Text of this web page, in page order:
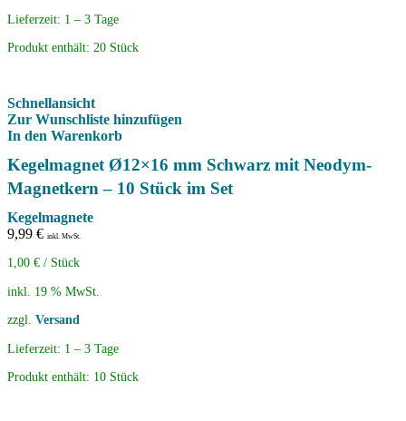
Lieferzeit: 1 – 3 Tage
Produkt enthält: 20 Stück
Schnellansicht
Zur Wunschliste hinzufügen
In den Warenkorb
Kegelmagnet Ø12×16 mm Schwarz mit Neodym-
Magnetkern – 10 Stück im Set
Kegelmagnete
9,99 € inkl. MwSt.
1,00 € / Stück
inkl. 19 % MwSt.
zzgl. Versand
Lieferzeit: 1 – 3 Tage
Produkt enthält: 10 Stück